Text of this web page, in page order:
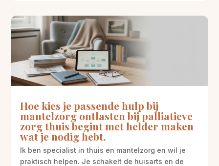
Hoe kies je passende hulp bij
mantelzorg ontlasten bij palliatieve
zorg thuis begint met helder maken
wat je nodig hebt.
Ik ben specialist in thuis en mantelzorg en wil je
praktisch helpen. Je schakelt de huisarts en de